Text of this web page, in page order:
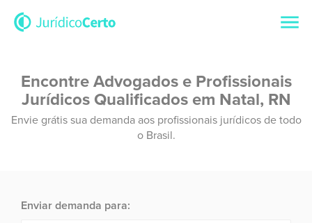
Encontre Advogados e Profissionais
Jurídicos Qualificados em Natal, RN
Envie grátis sua demanda aos profissionais jurídicos de todo
o Brasil.
Enviar demanda para: